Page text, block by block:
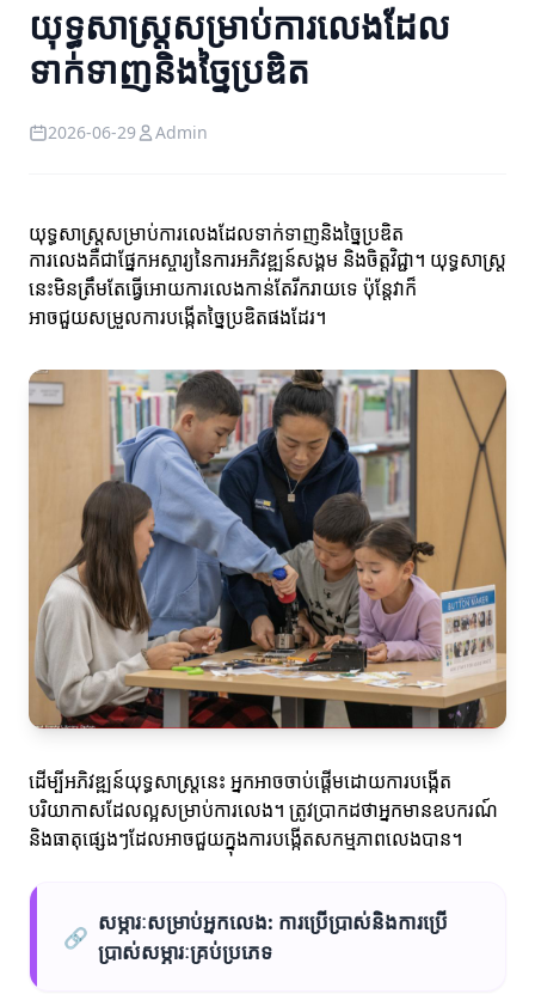
យុទ្ធសាស្ត្រសម្រាប់ការលេងដែល
ទាក់ទាញនិងច្នៃប្រឌិត
2026-06-29 Admin
យុទ្ធសាស្ត្រសម្រាប់ការលេងដែលទាក់ទាញនិងច្នៃប្រឌិត
ការលេងគឺជាផ្នែកអស្ចារ្យនៃការអភិវឌ្ឍន៍សង្គម និងចិត្តវិជ្ជា។ យុទ្ធសាស្ត្រ
នេះមិនត្រឹមតែធ្វើអោយការលេងកាន់តែរីករាយទេ ប៉ុន្តែវាក៏
អាចជួយសម្រួលការបង្កើតច្នៃប្រឌិតផងដែរ។
ដើម្បីអភិវឌ្ឍន៍យុទ្ធសាស្ត្រនេះ អ្នកអាចចាប់ផ្ដើមដោយការបង្កើត
បរិយាកាសដែលល្អសម្រាប់ការលេង។ ត្រូវប្រាកដថាអ្នកមានឧបករណ៍
និងធាតុផ្សេងៗដែលអាចជួយក្នុងការបង្កើតសកម្មភាពលេងបាន។
🔗
សម្ភារៈសម្រាប់អ្នកលេង: ការប្រើប្រាស់និងការប្រើ
ប្រាស់សម្ភារៈគ្រប់ប្រភេទ